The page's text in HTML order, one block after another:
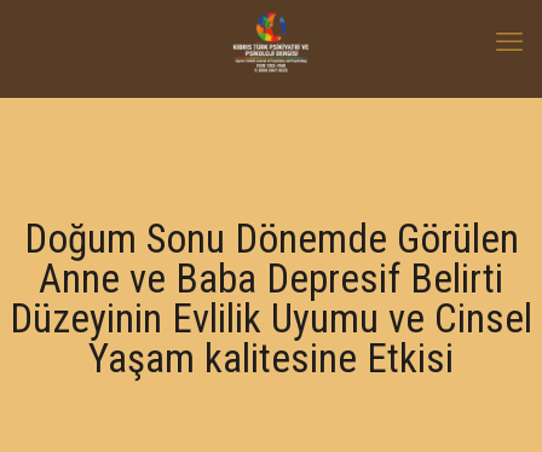
Doğum Sonu Dönemde Görülen
Anne ve Baba Depresif Belirti
Düzeyinin Evlilik Uyumu ve Cinsel
Yaşam kalitesine Etkisi